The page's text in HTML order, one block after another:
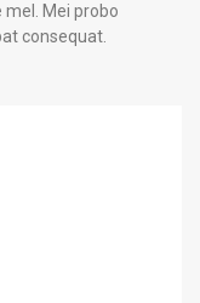
Mei probo
consequat.